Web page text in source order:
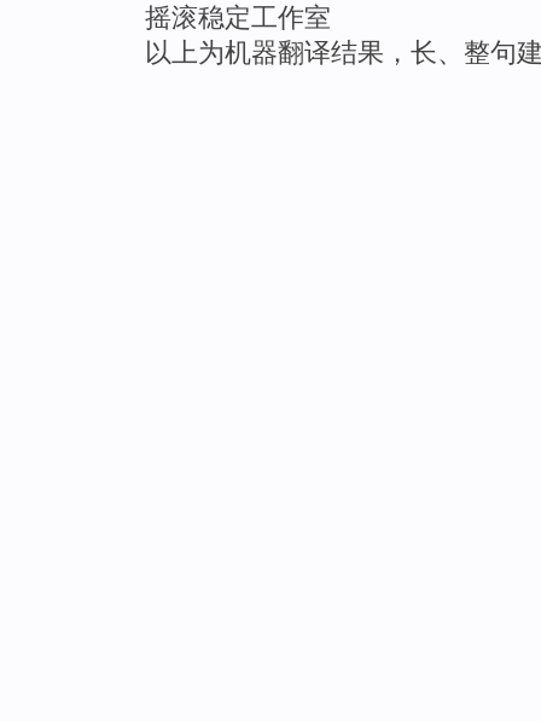
摇滚稳定工作室
以上为机器翻译结果，长、整句